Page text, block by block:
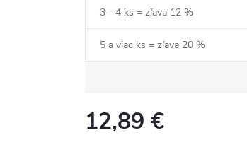
3 - 4 ks = zľava 12 %
5 a viac ks = zľava 20 %
12,89 €